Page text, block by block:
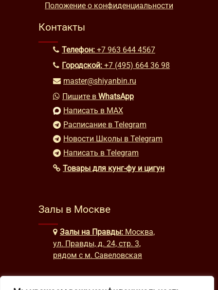
Положение о конфиденциальности
Контакты
Телефон: +7 963 644 4567
Городской: +7 (495) 664 36 98
master@shiyanbin.ru
Пишите в WhatsApp
Написать в MAX
Расписание в Telegram
Новости Школы в Telegram
Написать в Telegram
Товары для кунг-фу и цигун
Залы в Москве
Залы на Правды: Москва,
ул. Правды, д. 24, стр. 3,
рядом с м. Савеловская